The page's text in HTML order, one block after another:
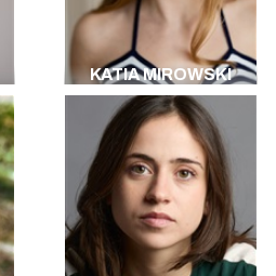
KATIA MIROWSKI